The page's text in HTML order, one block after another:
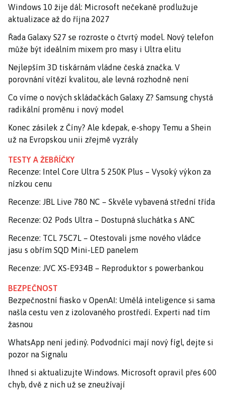
Windows 10 žije dál: Microsoft nečekaně prodlužuje
aktualizace až do října 2027
Řada Galaxy S27 se rozroste o čtvrtý model. Nový telefon
může být ideálním mixem pro masy i Ultra elitu
Nejlepším 3D tiskárnám vládne česká značka. V
porovnání vítězí kvalitou, ale levná rozhodně není
Co víme o nových skládačkách Galaxy Z? Samsung chystá
radikální proměnu i nový model
Konec zásilek z Číny? Ale kdepak, e-shopy Temu a Shein
už na Evropskou unii zřejmě vyzrály
TESTY A ŽEBŘÍČKY
Recenze: Intel Core Ultra 5 250K Plus – Vysoký výkon za
nízkou cenu
Recenze: JBL Live 780 NC – Skvěle vybavená střední třída
Recenze: O2 Pods Ultra – Dostupná sluchátka s ANC
Recenze: TCL 75C7L – Otestovali jsme nového vládce
jasu s obřím SQD Mini-LED panelem
Recenze: JVC XS-E934B – Reproduktor s powerbankou
BEZPEČNOST
Bezpečnostní fiasko v OpenAI: Umělá inteligence si sama
našla cestu ven z izolovaného prostředí. Experti nad tím
žasnou
WhatsApp není jediný. Podvodníci mají nový fígl, dejte si
pozor na Signalu
Ihned si aktualizujte Windows. Microsoft opravil přes 600
chyb, dvě z nich už se zneužívají